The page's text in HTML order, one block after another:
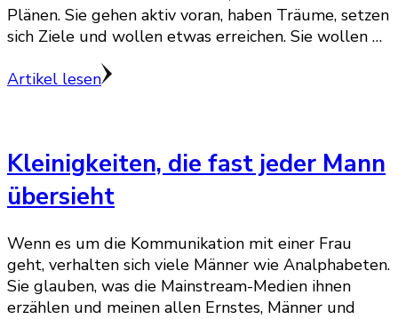
Plänen. Sie gehen aktiv voran, haben Träume, setzen
sich Ziele und wollen etwas erreichen. Sie wollen …
Artikel lesen
Kleinigkeiten, die fast jeder Mann
übersieht
Wenn es um die Kommunikation mit einer Frau
geht, verhalten sich viele Männer wie Analphabeten.
Sie glauben, was die Mainstream-Medien ihnen
erzählen und meinen allen Ernstes, Männer und